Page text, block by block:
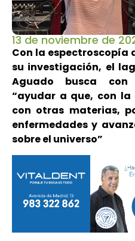
13 de noviembre de
Con la espectroscopía
su investigación, el
Aguado busca con
“ayudar a que, con
con otras materias,
enfermedades y
sobre el universo”